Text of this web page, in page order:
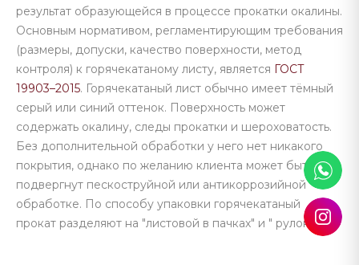
результат образующейся в процессе прокатки окалины.
Основным нормативом, регламентирующим требования
(размеры, допуски, качество поверхности, метод
контроля) к горячекатаному листу, является ГОСТ
19903–2015. Горячекатаный лист обычно имеет тёмный
серый или синий оттенок. Поверхность может
содержать окалину, следы прокатки и шероховатость.
Без дополнительной обработки у него нет никакого
покрытия, однако по желанию клиента может быть
подвергнут пескоструйной или антикоррозийной
обработке. По способу упаковки горячекатаный
прокат разделяют на "листовой в пачках" и " рулонный".